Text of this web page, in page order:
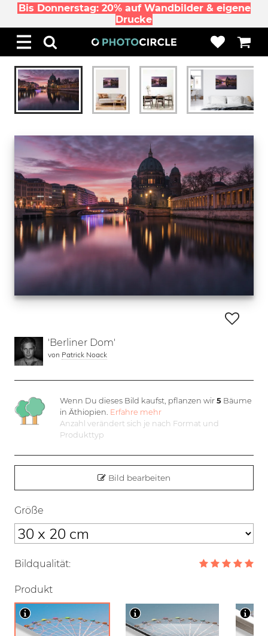
Bis Donnerstag: 20% auf Wandbilder & eigene
Drucke
'Berliner Dom'
von Patrick Noack
Wenn Du dieses Bild kaufst, pflanzen wir5 Bäume
in Äthiopien. Erfahre mehr
Anzahl verändert sich je nach Format und
Produkttyp
Bild bearbeiten
Größe
Bildqualität:
Produkt